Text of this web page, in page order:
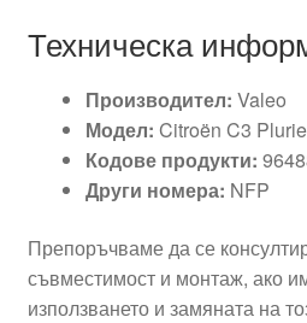
Техническа
Производител: Valeo
Модел: Citroën C3
Кодове продукти:
Други номера: NFP
Препоръчваме да се
съвместимост и монтаж, ако
използването и замяната на